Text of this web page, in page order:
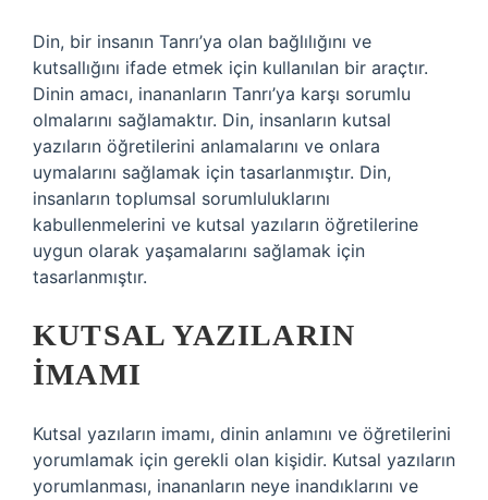
Din, bir insanın Tanrı’ya olan bağlılığını ve
kutsallığını ifade etmek için kullanılan bir araçtır.
Dinin amacı, inananların Tanrı’ya karşı sorumlu
olmalarını sağlamaktır. Din, insanların kutsal
yazıların öğretilerini anlamalarını ve onlara
uymalarını sağlamak için tasarlanmıştır. Din,
insanların toplumsal sorumluluklarını
kabullenmelerini ve kutsal yazıların öğretilerine
uygun olarak yaşamalarını sağlamak için
tasarlanmıştır.
KUTSAL YAZILARIN
İMAMI
Kutsal yazıların imamı, dinin anlamını ve öğretilerini
yorumlamak için gerekli olan kişidir. Kutsal yazıların
yorumlanması, inananların neye inandıklarını ve